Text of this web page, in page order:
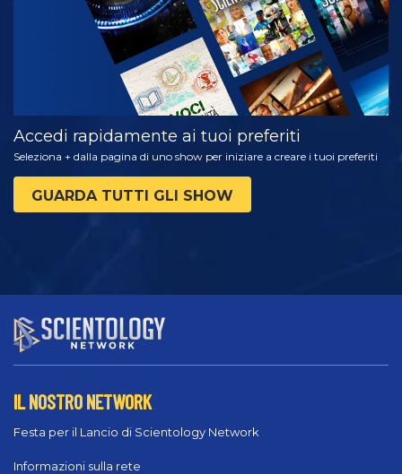
Accedi rapidamente ai tuoi preferiti
Seleziona + dalla pagina di uno show per iniziare a creare i tuoi preferiti
GUARDA TUTTI GLI SHOW
IL NOSTRO NETWORK
Festa per il Lancio di Scientology Network
Informazioni sulla rete